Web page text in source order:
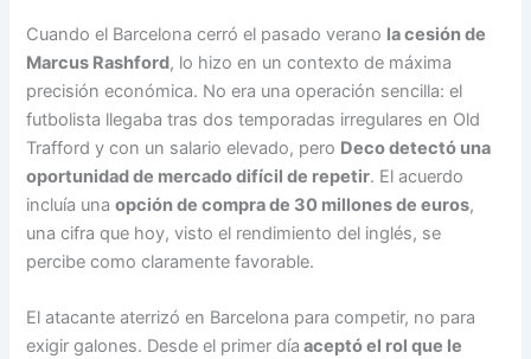
Cuando el Barcelona cerró el pasado verano la cesión de
Marcus Rashford, lo hizo en un contexto de máxima
precisión económica. No era una operación sencilla: el
futbolista llegaba tras dos temporadas irregulares en Old
Trafford y con un salario elevado, pero Deco detectó una
oportunidad de mercado difícil de repetir. El acuerdo
incluía unaopción de compra de 30 millones de euros,
una cifra que hoy, visto el rendimiento del inglés, se
percibe como claramente favorable.
El atacante aterrizó en Barcelona para competir, no para
exigir galones. Desde el primer día aceptó el rol que le